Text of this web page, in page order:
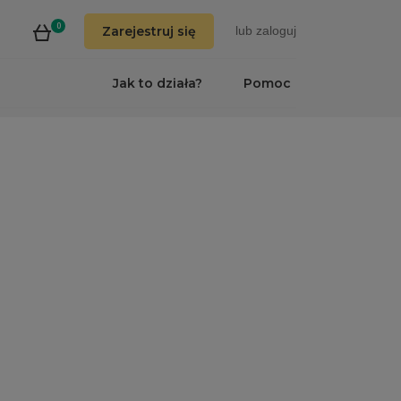
0 Zarejestruj się lub zaloguj
Pomoc
Jak to działa?